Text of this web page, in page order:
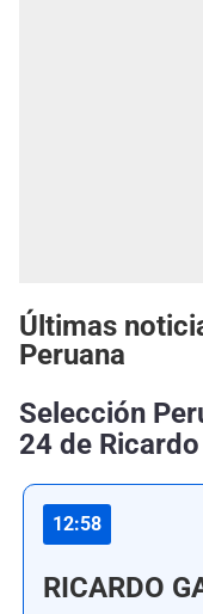
Últimas
Peruana
Selección
24 de
12:58
RICARDO